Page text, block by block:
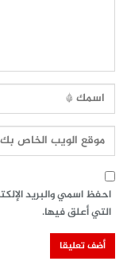
احفظ اسمي والبريد
التي أعلق فيها.